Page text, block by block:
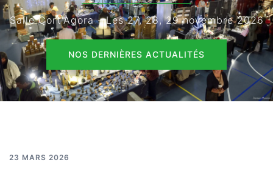
Salle Cort'Agora - Les 27, 28, 29 novembre 2026
NOS DERNIÈRES ACTUALITÉS
23 MARS 2026